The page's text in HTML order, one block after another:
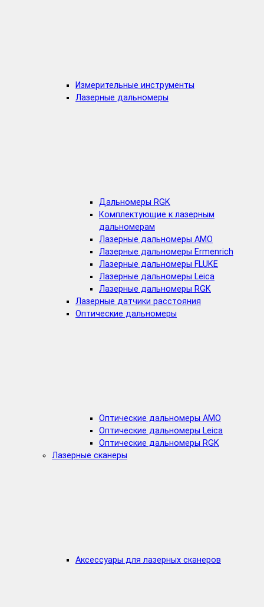
Измерительные инструменты
Лазерные дальномеры
Дальномеры RGK
Комплектующие к лазерным
дальномерам
Лазерные дальномеры AMO
Лазерные дальномеры Ermenrich
Лазерные дальномеры FLUKE
Лазерные дальномеры Leica
Лазерные дальномеры RGK
Лазерные датчики расстояния
Оптические дальномеры
Оптические дальномеры AMO
Оптические дальномеры Leica
Оптические дальномеры RGK
Лазерные сканеры
Аксессуары для лазерных сканеров